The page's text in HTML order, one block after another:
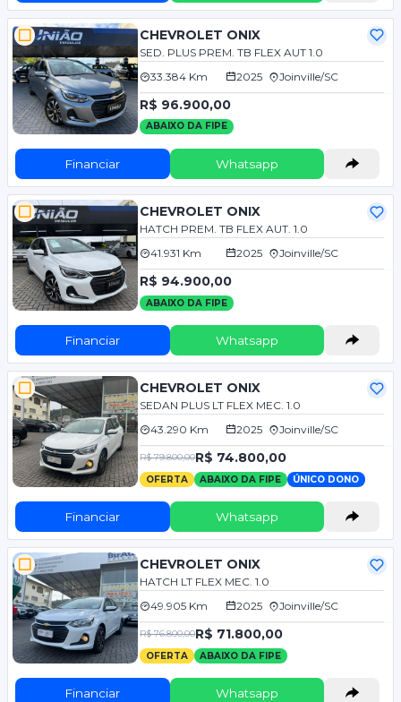
CHEVROLET ONIX
SED. PLUS PREM. TB FLEX AUT 1.0
33.384 Km
2025 Joinville/SC
R$ 96.900,00
ABAIXO DA FIPE
Financiar Whatsapp
CHEVROLET ONIX
HATCH PREM. TB FLEX AUT. 1.0
41.931 Km
2025 Joinville/SC
R$ 94.900,00
ABAIXO DA FIPE
Financiar Whatsapp
CHEVROLET ONIX
SEDAN PLUS LT FLEX MEC. 1.0
43.290 Km
2025 Joinville/SC
R$ 79.800,00R$ 74.800,00
OFERTA ABAIXO DA FIPE ÚNICO DONO
Financiar Whatsapp
CHEVROLET ONIX
HATCH LT FLEX MEC. 1.0
49.905 Km
2025 Joinville/SC
R$ 76.800,00R$ 71.800,00
OFERTA ABAIXO DA FIPE
Financiar Whatsapp